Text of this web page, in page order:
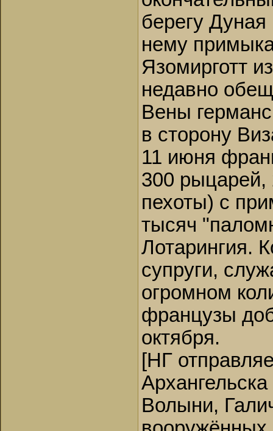
берегу
нему
Язомирготт
недавно
Вены
в сторону
11 июня
300 рыцарей,
пехоты) с
тысяч
Лотарингия.
супруги,
огромном
французы
октября.
[НГ
Волыни,